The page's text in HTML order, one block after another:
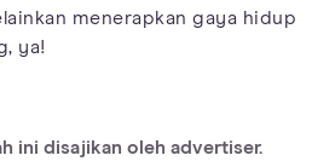
menerapkan gaya hidup
ya!
blog/how-to-detox-your-body/
ini disajikan oleh advertiser.